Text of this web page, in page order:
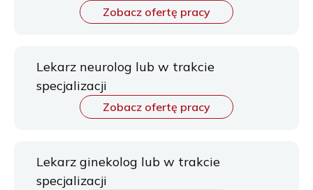
Zobacz ofertę pracy
Lekarz neurolog lub w trakcie
specjalizacji
Zobacz ofertę pracy
Lekarz ginekolog lub w trakcie
specjalizacji